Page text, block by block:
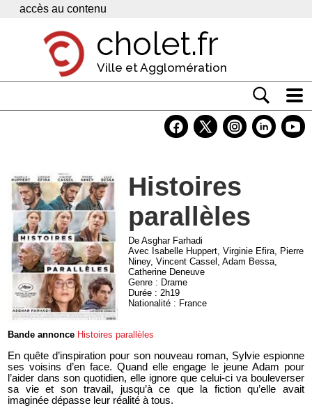
Panneau de gestion des cookies
accès au contenu
cholet.fr
Ville et Agglomération
Economie
Services
Contacts
Histoires
parallèles
De Asghar Farhadi
Avec Isabelle Huppert, Virginie Efira, Pierre
Niney, Vincent Cassel, Adam Bessa,
Catherine Deneuve
Genre : Drame
Durée : 2h19
Nationalité : France
Bande annonce Histoires parallèles
En quête d’inspiration pour son nouveau roman, Sylvie espionne
ses voisins d’en face. Quand elle engage le jeune Adam pour
l’aider dans son quotidien, elle ignore que celui-ci va bouleverser
sa vie et son travail, jusqu’à ce que la fiction qu’elle avait
imaginée dépasse leur réalité à tous.